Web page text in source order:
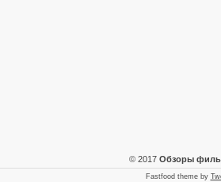
© 2017 Обзоры
Fastfood theme by